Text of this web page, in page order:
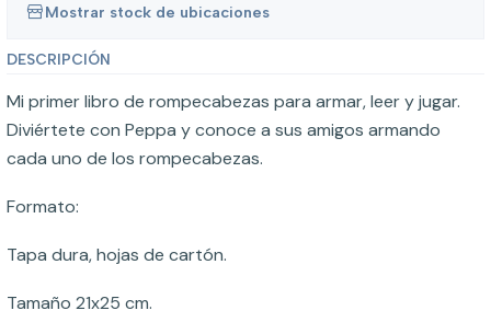
Mostrar stock de ubicaciones
DESCRIPCIÓN
Mi primer libro de rompecabezas para armar, leer y jugar.
Diviértete con Peppa y conoce a sus amigos armando
cada uno de los rompecabezas.
Formato:
Tapa dura, hojas de cartón.
Tamaño 21x25 cm.